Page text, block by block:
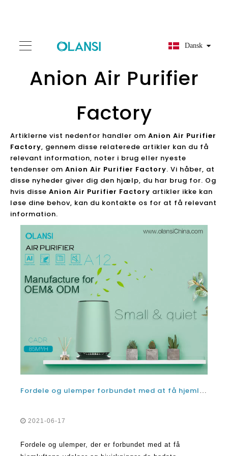
Dansk
Anion Air Purifier
Factory
Artiklerne vist nedenfor handler om Anion Air Purifier
Factory, gennem disse relaterede artikler kan du få
relevant information, noter i brug eller nyeste
tendenser om Anion Air Purifier Factory. Vi håber, at
disse nyheder giver dig den hjælp, du har brug for. Og
hvis disse Anion Air Purifier Factory artikler ikke kan
løse dine behov, kan du kontakte os for at få relevant
information.
Fordele og ulemper forbundet med at få hjemluftsordninger fordele og bivirkninger
2021-06-17
Fordele og ulemper, der er forbundet med at få